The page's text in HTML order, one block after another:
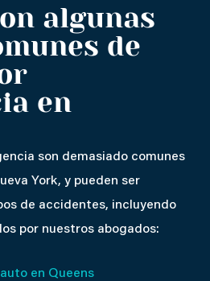
algunas
de
en
son demasiado comunes
York, y pueden ser
de accidentes, incluyendo
por nuestros abogados:
en Queens